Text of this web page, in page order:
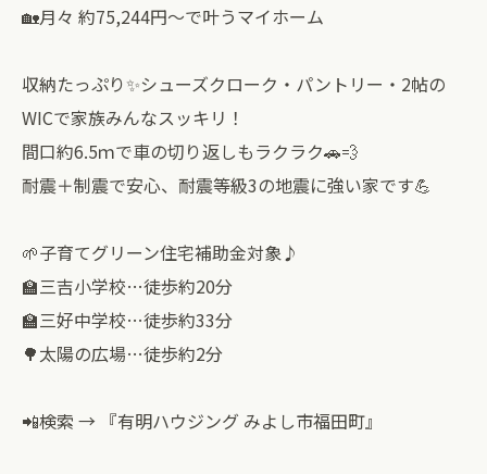
🏡月々 約75,244円〜で叶うマイホーム
収納たっぷり✨シューズクローク・パントリー・2帖の
WICで家族みんなスッキリ！
間口約6.5ｍで車の切り返しもラクラク🚗💨
耐震＋制震で安心、耐震等級3の地震に強い家です💪
🌱子育てグリーン住宅補助金対象♪
🏫三吉小学校…徒歩約20分
🏫三好中学校…徒歩約33分
🌳太陽の広場…徒歩約2分
📲検索 → 『有明ハウジング みよし市福田町』